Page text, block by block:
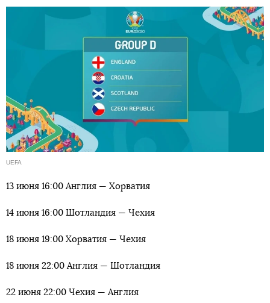
UEFA
13 июня 16:00 Англия — Хорватия
14 июня 16:00 Шотландия — Чехия
18 июня 19:00 Хорватия — Чехия
18 июня 22:00 Англия — Шотландия
22 июня 22:00 Чехия — Англия